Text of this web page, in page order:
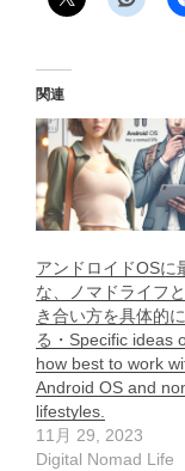
関連
アンドロイドOSに
な、ノマドライフ
き合い方を具体的
る・Specific ideas
how best to work
Android OS and
lifestyles.
11月 29, 2023
Digital Nomad Life